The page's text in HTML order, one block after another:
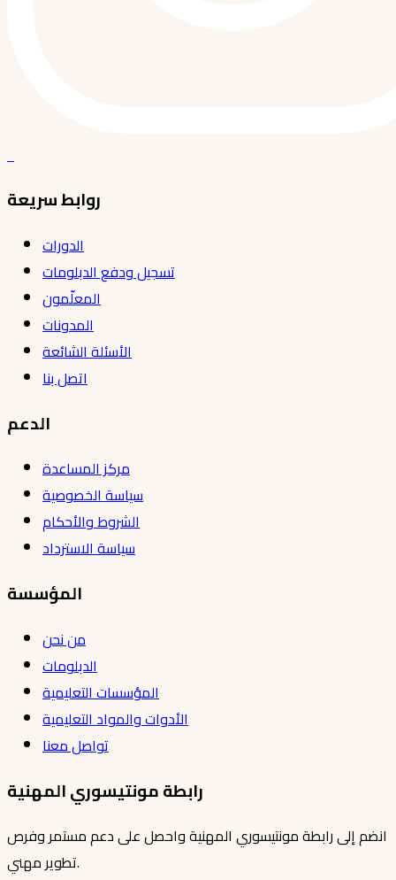
روابط سريعة
الدورات
تسجيل ودفع الدبلومات
المعلّمون
المدونات
الأسئلة الشائعة
اتصل بنا
الدعم
مركز المساعدة
سياسة الخصوصية
الشروط والأحكام
سياسة الاسترداد
المؤسسة
من نحن
الدبلومات
المؤسسات التعليمية
الأدوات والمواد التعليمية
تواصل معنا
رابطة مونتيسوري المهنية
انضم إلى رابطة مونتيسوري المهنية واحصل على دعم مستمر وفرص
تطوير مهني.